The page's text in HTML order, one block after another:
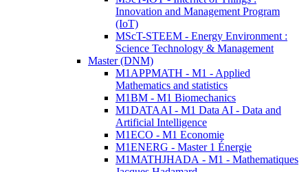
Innovation and Management Program
(IoT)
MScT-STEEM - Energy Environment :
Science Technology & Management
Master (DNM)
M1APPMATH - M1 - Applied
Mathematics and statistics
M1BM - M1 Biomechanics
M1DATAAI - M1 Data AI - Data and
Artificial Intelligence
M1ECO - M1 Economie
M1ENERG - Master 1 Énergie
M1MATHJHADA - M1 - Mathematiques